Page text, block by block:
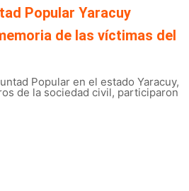
Popular Yaracuy
de las víctimas del
Popular en el estado Yaracuy,
de la sociedad civil, participaron